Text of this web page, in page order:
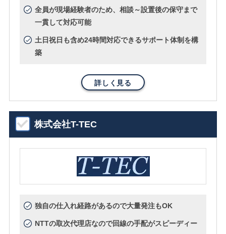
全員が現場経験者のため、相談～設置後の保守まで
一貫して対応可能
土日祝日も含め24時間対応できるサポート体制を構
築
詳しく見る
株式会社T-TEC
独自の仕入れ経路があるので大量発注もOK
NTTの取次代理店なので回線の手配がスピーディー